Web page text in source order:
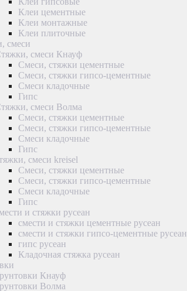
Клеи цементные
Клеи монтажные
Клеи плиточные
смеси
смеси Кнауф
Смеси, стяжки цементные
Смеси, стяжки гипсо-цементные
Смеси кладочные
Гипс
смеси Волма
Смеси, стяжки цементные
Смеси, стяжки гипсо-цементные
Смеси кладочные
Гипс
смеси kreisel
Смеси, стяжки цементные
Смеси, стяжки гипсо-цементные
Смеси кладочные
Гипс
и стяжки русеан
смести и стяжки цементные русеан
смести и стяжки гипсо-цементные русеан
гипс русеан
Кладочная стяжка русеан
Кнауф
Волма